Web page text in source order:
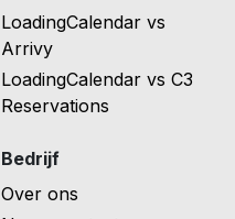
LoadingCalendar vs
Arrivy
LoadingCalendar vs C3
Reservations
Bedrijf
Over ons